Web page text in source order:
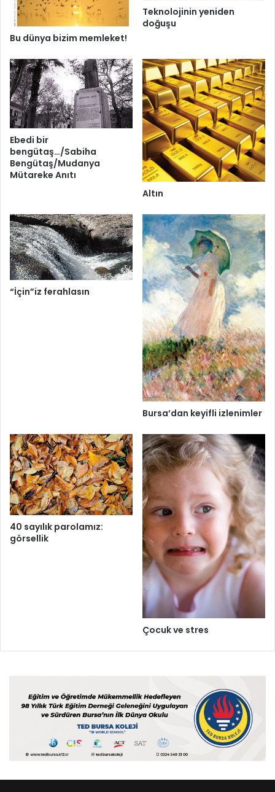
Bu dünya bizim memleket!
Teknolojinin yeniden
doğuşu
Ebedi bir
bengütaş…/Sabiha
Bengütaş/Mudanya
Mütareke Anıtı
Altın
“İçin”iz ferahlasın
Bursa’dan keyifli izlenimler
40 sayılık parolamız:
görsellik
Çocuk ve stres